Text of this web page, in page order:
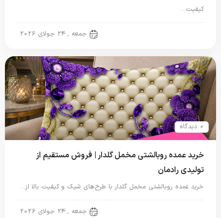
کیفیت…
جمعه , 24 جولای 2026
0 دیدگاه
خرید عمده روبالشتی مخمل گلدار | فروش مستقیم از
تولیدی رادمان
خرید عمده روبالشتی مخمل گلدار با طرح‌های شیک و کیفیت بالا از…
جمعه , 24 جولای 2026